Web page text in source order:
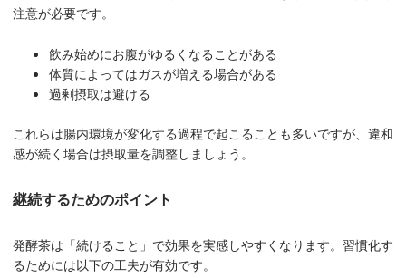
注意が必要です。
飲み始めにお腹がゆるくなることがある
体質によってはガスが増える場合がある
過剰摂取は避ける
これらは腸内環境が変化する過程で起こることも多いですが、違和
感が続く場合は摂取量を調整しましょう。
継続するためのポイント
発酵茶は「続けること」で効果を実感しやすくなります。習慣化す
るためには以下の工夫が有効です。